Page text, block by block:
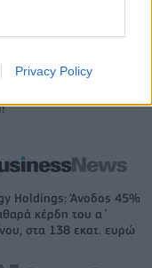
Privacy Policy
Holdings: Άνοδος 45%
κέρδη του α΄
στα 138 εκατ. ευρώ